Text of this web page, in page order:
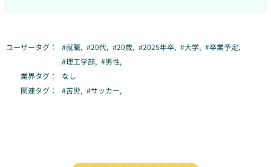
ユーザータグ： #就職, #20代, #20歳, #2025年卒, #大学, #卒業予定,
#理工学部, #男性,
業界タグ：
なし
関連タグ：
#苦労, #サッカー,